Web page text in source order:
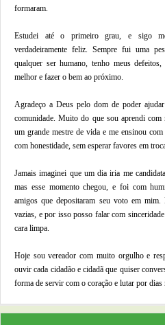
formaram.
Estudei até o primeiro grau, e sigo
verdadeiramente feliz. Sempre fui uma
qualquer ser humano, tenho meus
melhor e fazer o bem ao próximo.
Agradeço a Deus pelo dom de poder
comunidade. Muito do que sou aprendi
um grande mestre de vida e me ensinou
com honestidade, sem esperar favores em
Jamais imaginei que um dia iria me
mas esse momento chegou, e foi com
amigos que depositaram seu voto em
vazias, e por isso posso falar com
cara limpa.
Hoje sou vereador com muito orgulho e
ouvir cada cidadão e cidadã que quiser
forma de servir com o coração e lutar por dias